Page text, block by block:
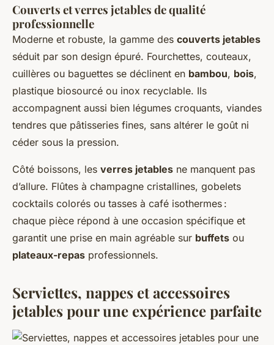
Couverts et verres jetables de qualité
professionnelle
Moderne et robuste, la gamme des couverts jetables
séduit par son design épuré. Fourchettes, couteaux,
cuillères ou baguettes se déclinent en bambou, bois,
plastique biosourcé ou inox recyclable. Ils
accompagnent aussi bien légumes croquants, viandes
tendres que pâtisseries fines, sans altérer le goût ni
céder sous la pression.
Côté boissons, les verres jetables ne manquent pas
d’allure. Flûtes à champagne cristallines, gobelets
cocktails colorés ou tasses à café isothermes :
chaque pièce répond à une occasion spécifique et
garantit une prise en main agréable sur buffets ou
plateaux-repas professionnels.
Serviettes, nappes et accessoires
jetables pour une expérience parfaite